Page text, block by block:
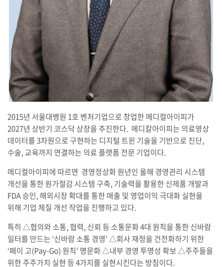
2015년 서울대병원 1호 벤처기업으로 창업한 메디컬아이피가
2027년 상반기 코스닥 상장을 추진한다. 메디칼아이피는 의료영상
데이터를 3차원으로 구현하는 디지털 트윈 기술을 기반으로 진단,
수술, 교육까지 연결하는 의료 플랫폼 전문 기업이다.
메디컬아이피에 따르면 경영정상화 원년인 올해 경영관리 시스템
개선을 통한 원가절감 시스템 구축, 기술력을 활용한 신제품 개발과
FDA 승인, 해외시장 확대를 통한 매출 및 영업이익 극대화 실현을
위해 기업 체질 개선 작업을 진행하고 있다.
특히 △협의와 소통, 협력, 신뢰 등 소통문화 4대 원칙을 통한 신바람
일터를 만드는 ‘신바람 소통 경영’ △회사 재정을 건전화하기 위한
‘페이 고(Pay-Go) 원칙’ 명문화 △내부 경영 투명성 확보 △주주들을
위한 주주가치 실현 등 4가지를 실현시킨다는 방침이다.